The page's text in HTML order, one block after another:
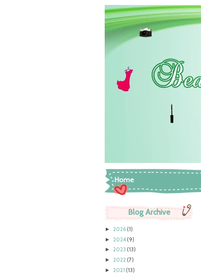
Home
Blog Archive
► 2026 (1)
► 2024 (9)
► 2023 (13)
► 2022 (7)
► 2021 (13)